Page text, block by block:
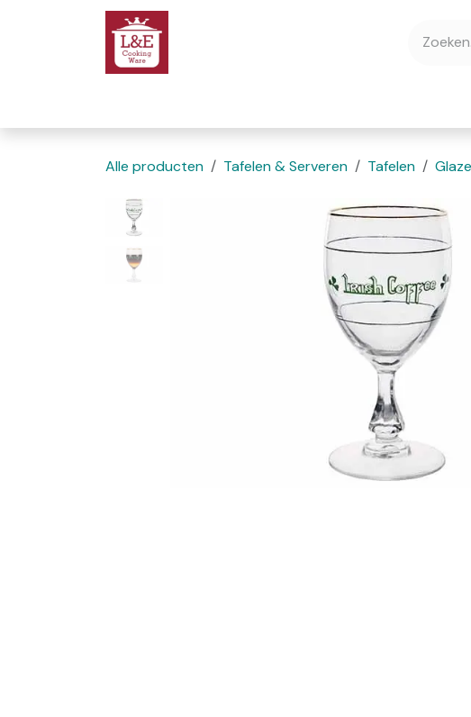
Overslaan naar inhoud
Alle producten Tafelen & Serveren Tafelen